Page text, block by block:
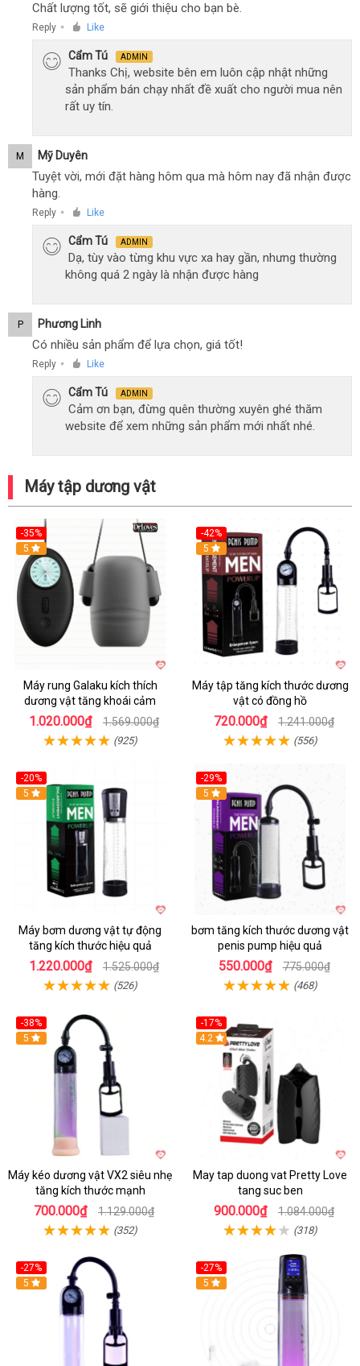
Chất lượng tốt, sẽ giới thiệu cho bạn bè.
Reply ● Like
Cẩm Tú ADMIN
Thanks Chị, website bên em luôn cập nhật những
sản phẩm bán chạy nhất đề xuất cho người mua nên
rất uy tín.
M Mỹ Duyên
Tuyệt vời, mới đặt hàng hôm qua mà hôm nay đã nhận được
hàng.
Reply ● Like
Cẩm Tú ADMIN
Dạ, tùy vào từng khu vực xa hay gần, nhưng thường
không quá 2 ngày là nhận được hàng
P Phương Linh
Có nhiều sản phẩm để lựa chọn, giá tốt!
Reply ● Like
Cẩm Tú ADMIN
Cảm ơn bạn, đừng quên thường xuyên ghé thăm
website để xem những sản phẩm mới nhất nhé.
Máy tập dương vật
-35%
Hot
5
Máy rung Galaku kích thích
dương vật tăng khoái cảm
1.020.000₫ 1.569.000₫
(925)
-42%
5
Máy tập tăng kích thước dương
vật có đồng hồ
720.000₫ 1.241.000₫
(556)
-20%
5
Máy bơm dương vật tự động
tăng kích thước hiệu quả
1.220.000₫ 1.525.000₫
(526)
-29%
5
bơm tăng kích thước dương vật
penis pump hiệu quả
550.000₫ 775.000₫
(468)
-38%
Hot
5
Máy kéo dương vật VX2 siêu nhẹ
tăng kích thước mạnh
700.000₫ 1.129.000₫
(352)
-17%
4.2
May tap duong vat Pretty Love
tang suc ben
900.000₫ 1.084.000₫
(318)
-27%
Hot
5
-27%
Hot
5